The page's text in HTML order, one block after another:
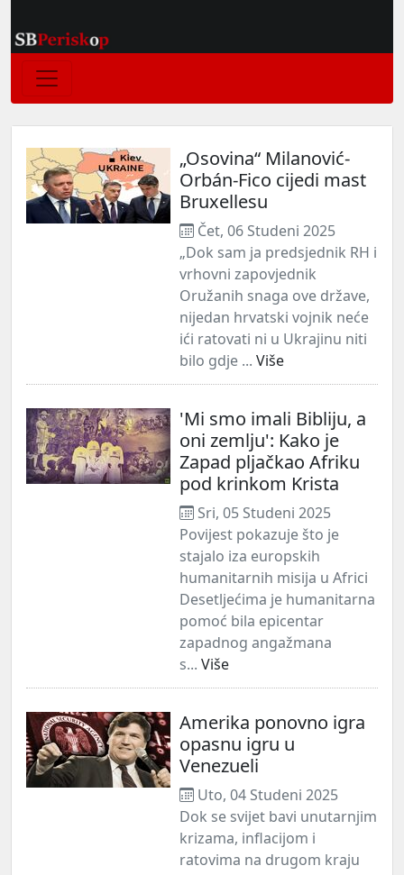
„Osovina“ Milanović-
Orbán-Fico cijedi mast
Bruxellesu
Čet, 06 Studeni 2025
„Dok sam ja predsjednik RH i
vrhovni zapovjednik
Oružanih snaga ove države,
nijedan hrvatski vojnik neće
ići ratovati ni u Ukrajinu niti
bilo gdje ... Više
'Mi smo imali Bibliju, a
oni zemlju': Kako je
Zapad pljačkao Afriku
pod krinkom Krista
Sri, 05 Studeni 2025
Povijest pokazuje što je
stajalo iza europskih
humanitarnih misija u Africi
Desetljećima je humanitarna
pomoć bila epicentar
zapadnog angažmana
s... Više
Amerika ponovno igra
opasnu igru u
Venezueli
Uto, 04 Studeni 2025
Dok se svijet bavi unutarnjim
krizama, inflacijom i
ratovima na drugom kraju